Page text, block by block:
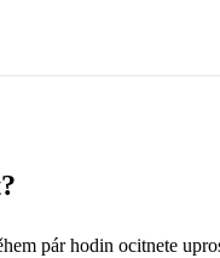
pár hodin ocitnete